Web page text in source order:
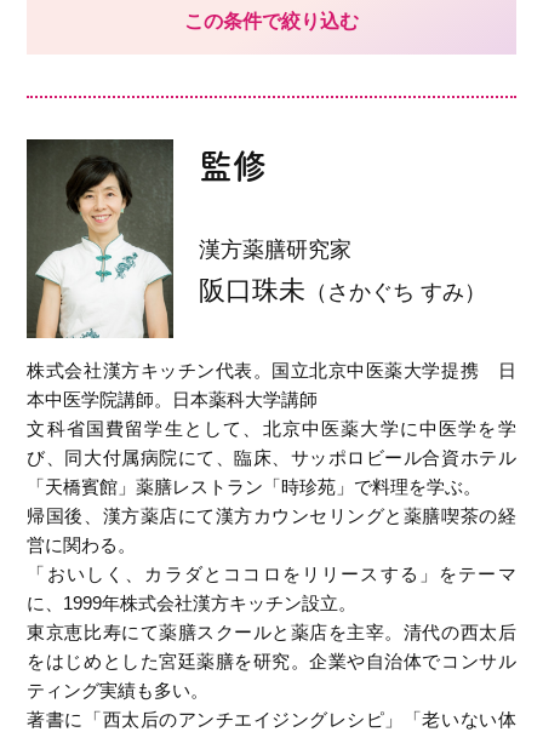
監修
漢方薬膳研究家
阪口珠未 （さかぐち すみ）
株式会社漢方キッチン代表。国立北京中医薬大学提携 日
本中医学院講師。日本薬科大学講師
文科省国費留学生として、北京中医薬大学に中医学を学
び、同大付属病院にて、臨床、サッポロビール合資ホテル
「天橋賓館」薬膳レストラン「時珍苑」で料理を学ぶ。
帰国後、漢方薬店にて漢方カウンセリングと薬膳喫茶の経
営に関わる。
「おいしく、カラダとココロをリリースする」をテーマ
に、1999年株式会社漢方キッチン設立。
東京恵比寿にて薬膳スクールと薬店を主宰。清代の西太后
をはじめとした宮廷薬膳を研究。企業や自治体でコンサル
ティング実績も多い。
著書に「西太后のアンチエイジングレシピ」「老いない体